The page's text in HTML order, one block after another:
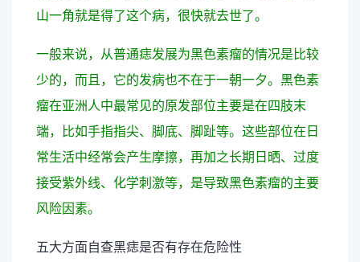
山一角就是得了这个病，很快就去世了。
一般来说，从普通痣发展为黑色素瘤的情况是比较
少的，而且，它的发病也不在于一朝一夕。黑色素
瘤在亚洲人中最常见的原发部位主要是在四肢末
端，比如手指指尖、脚底、脚趾等。这些部位在日
常生活中经常会产生摩擦，再加之长期日晒、过度
接受紫外线、化学刺激等，是导致黑色素瘤的主要
风险因素。
五大方面自查黑痣是否有存在危险性